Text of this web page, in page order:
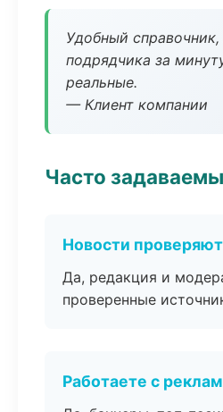
Удобный
подрядчика за
реальные.
— Клиент компании
Часто
Новости
Да, редакция и
проверенные
Работаете с